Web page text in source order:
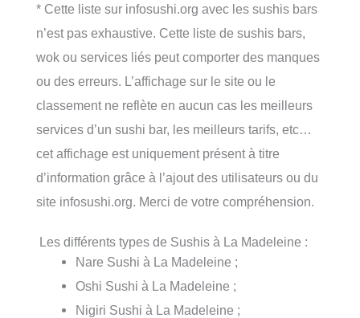
* Cette liste sur infosushi.org avec les sushis bars
n’est pas exhaustive. Cette liste de sushis bars,
wok ou services liés peut comporter des manques
ou des erreurs. L’affichage sur le site ou le
classement ne reflète en aucun cas les meilleurs
services d’un sushi bar, les meilleurs tarifs, etc…
cet affichage est uniquement présent à titre
d’information grâce à l’ajout des utilisateurs ou du
site infosushi.org. Merci de votre compréhension.
Les différents types de Sushis à La Madeleine :
Nare Sushi à La Madeleine ;
Oshi Sushi à La Madeleine ;
Nigiri Sushi à La Madeleine ;